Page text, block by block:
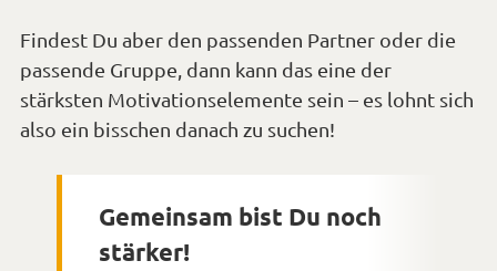
Findest Du aber den passenden Partner oder die
passende Gruppe, dann kann das eine der
stärksten Motivationselemente sein – es lohnt sich
also ein bisschen danach zu suchen!
Gemeinsam bist Du noch
stärker!